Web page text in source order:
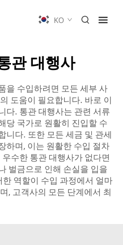
KO
관 대행사
을 수입하려면 모든 세부 사
도움이 필요합니다. 바로 이
다. 통관 대행사는 관련 서류
당 국가로 원활히 진입할 수
니다. 또한 모든 세금 및 관세
하며, 이는 원활한 수입 절차
수한 통관 대행사가 없다면
벌금으로 인해 손실을 입을
역할이 수입 과정에서 얼마
, 고객사의 모든 단계에서 최